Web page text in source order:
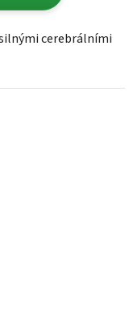
cerebrálními